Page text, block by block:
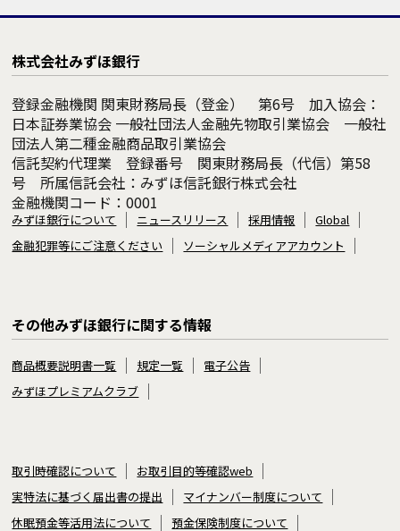
株式会社みずほ銀行
登録金融機関 関東財務局長（登金） 第6号 加入協会：
日本証券業協会 一般社団法人金融先物取引業協会 一般社
団法人第二種金融商品取引業協会
信託契約代理業 登録番号 関東財務局長（代信）第58
号 所属信託会社：みずほ信託銀行株式会社
金融機関コード：0001
みずほ銀行について ニュースリリース 採用情報
Global
金融犯罪等にご注意ください
ソーシャルメディアアカウント
その他みずほ銀行に関する情報
商品概要説明書一覧 規定一覧
電子公告
みずほプレミアムクラブ
取引時確認について
お取引目的等確認web
実特法に基づく届出書の提出
マイナンバー制度について
休眠預金等活用法について
預金保険制度について